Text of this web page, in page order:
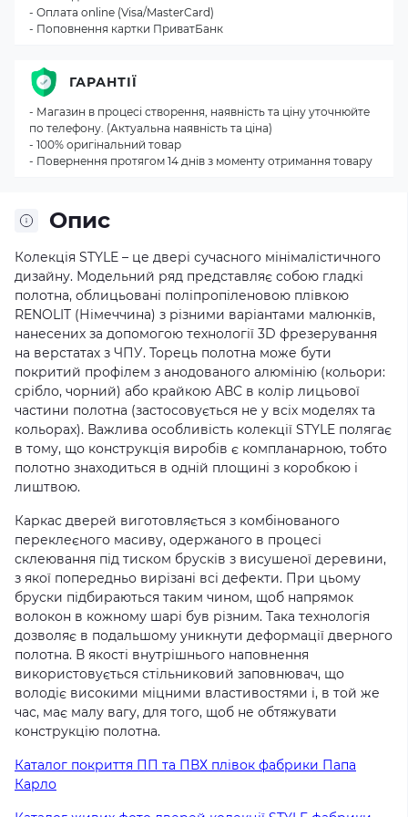
Опис
Колекція STYLE – це двері сучасного мінімалістичного
дизайну. Модельний ряд представляє собою гладкі
полотна, облицьовані поліпропіленовою плівкою
RENOLIT (Німеччина) з різними варіантами малюнків,
нанесених за допомогою технології 3D фрезерування
на верстатах з ЧПУ. Торець полотна може бути
покритий профілем з анодованого алюмінію (кольори:
срібло, чорний) або крайкою АВС в колір лицьової
частини полотна (застосовується не у всіх моделях та
кольорах). Важлива особливість колекції STYLE полягає
в тому, що конструкція виробів є компланарною, тобто
полотно знаходиться в одній площині з коробкою і
лиштвою.
Каркас дверей виготовляється з комбінованого
переклеєного масиву, одержаного в процесі
склеювання під тиском брусків з висушеної деревини,
з якої попередньо вирізані всі дефекти. При цьому
бруски підбираються таким чином, щоб напрямок
волокон в кожному шарі був різним. Така технологія
дозволяє в подальшому уникнути деформації дверного
полотна. В якості внутрішнього наповнення
використовується стільниковий заповнювач, що
володіє високими міцними властивостями і, в той же
час, має малу вагу, для того, щоб не обтяжувати
конструкцію полотна.
Каталог покриття ПП та ПВХ плівок фабрики Папа
Карло
- Оплата online (Visa/MasterCard)
- Поповнення картки ПриватБанк
ГАРАНТІЇ
- Магазин в процесі створення, наявність та ціну уточнюйте
по телефону. (Актуальна наявність та ціна)
- 100% оригінальний товар
- Повернення протягом 14 днів з моменту отримання товару